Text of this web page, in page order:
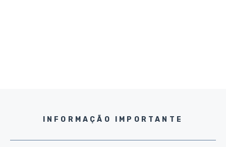
INFORMAÇÃO IMPORTANTE